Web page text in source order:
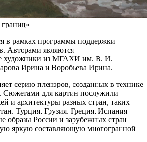
границ»
в рамках программы поддержки
Авторами являются
художники из МГАХИ им. В. И.
Ирина и Воробьева Ирина.
серию пленэров, созданных в технике
Сюжетами для картин послужили
и архитектуры разных стран, таких
Турция, Грузия, Греция, Испания
образы России и зарубежных стран
яркую составляющую многогранной